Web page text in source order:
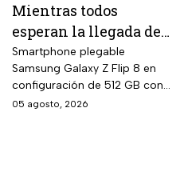
Mientras todos
esperan la llegada del
nuevo celular
Samsung Z Flip8 de
512GB, Liverpool
rebaja el valor de la
Smartphone plegable
Samsung Galaxy Z Flip 8 en
configuración de 512 GB con
pantalla principal Dynamic
05 agosto, 2026